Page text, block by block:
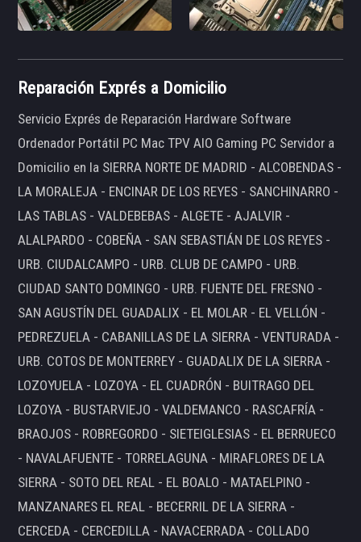
Reparación Exprés a Domicilio
Servicio Exprés de Reparación Hardware Software
Ordenador Portátil PC Mac TPV AIO Gaming PC Servidor a
Domicilio en la SIERRA NORTE DE MADRID - ALCOBENDAS -
LA MORALEJA - ENCINAR DE LOS REYES - SANCHINARRO -
LAS TABLAS - VALDEBEBAS - ALGETE - AJALVIR -
ALALPARDO - COBEÑA - SAN SEBASTIÁN DE LOS REYES -
URB. CIUDALCAMPO - URB. CLUB DE CAMPO - URB.
CIUDAD SANTO DOMINGO - URB. FUENTE DEL FRESNO -
SAN AGUSTÍN DEL GUADALIX - EL MOLAR - EL VELLÓN -
PEDREZUELA - CABANILLAS DE LA SIERRA - VENTURADA -
URB. COTOS DE MONTERREY - GUADALIX DE LA SIERRA -
LOZOYUELA - LOZOYA - EL CUADRÓN - BUITRAGO DEL
LOZOYA - BUSTARVIEJO - VALDEMANCO - RASCAFRÍA -
BRAOJOS - ROBREGORDO - SIETEIGLESIAS - EL BERRUECO
- NAVALAFUENTE - TORRELAGUNA - MIRAFLORES DE LA
SIERRA - SOTO DEL REAL - EL BOALO - MATAELPINO -
MANZANARES EL REAL - BECERRIL DE LA SIERRA -
CERCEDA - CERCEDILLA - NAVACERRADA - COLLADO